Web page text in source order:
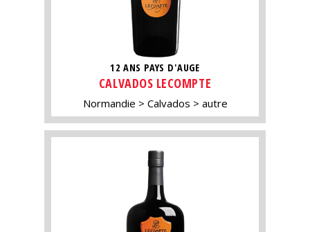
12 ANS PAYS D'AUGE
CALVADOS LECOMPTE
Normandie Calvados autre